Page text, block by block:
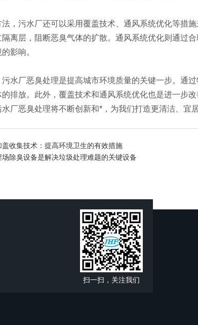
污水厂还可以采用覆盖技术、通风系统优化等措施
离层，阻断恶臭气体的扩散。通风系统优化则通过
影响。
厂恶臭处理是提高城市环境质量的关键一步。通过
排放。此外，覆盖技术和通风系统优化也是进一步
厂恶臭处理将不断创新和*，为我们打造更清洁、宜
盖收集技术：提高环境卫生的有效措施
场除臭设备是解决垃圾处理难题的关键设备
扫一扫，关注我们